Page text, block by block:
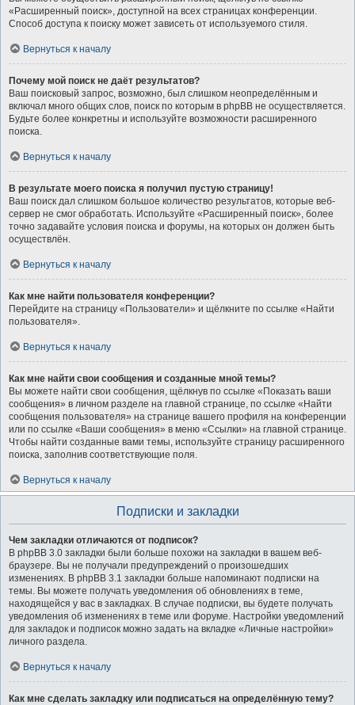
«Расширенный поиск», доступной на всех страницах конференции.
Способ доступа к поиску может зависеть от используемого стиля.
Вернуться к началу
Почему мой поиск не даёт результатов?
Ваш поисковый запрос, возможно, был слишком неопределённым и
включал много общих слов, поиск по которым в phpBB не осуществляется.
Будьте более конкретны и используйте возможности расширенного
поиска.
Вернуться к началу
В результате моего поиска я получил пустую страницу!
Ваш поиск дал слишком большое количество результатов, которые веб-
сервер не смог обработать. Используйте «Расширенный поиск», более
точно задавайте условия поиска и форумы, на которых он должен быть
осуществлён.
Вернуться к началу
Как мне найти пользователя конференции?
Перейдите на страницу «Пользователи» и щёлкните по ссылке «Найти
пользователя».
Вернуться к началу
Как мне найти свои сообщения и созданные мной темы?
Вы можете найти свои сообщения, щёлкнув по ссылке «Показать ваши
сообщения» в личном разделе на главной странице, по ссылке «Найти
сообщения пользователя» на странице вашего профиля на конференции
или по ссылке «Ваши сообщения» в меню «Ссылки» на главной странице.
Чтобы найти созданные вами темы, используйте страницу расширенного
поиска, заполнив соответствующие поля.
Вернуться к началу
Подписки и закладки
Чем закладки отличаются от подписок?
В phpBB 3.0 закладки были больше похожи на закладки в вашем веб-
браузере. Вы не получали предупреждений о произошедших
изменениях. В phpBB 3.1 закладки больше напоминают подписки на
темы. Вы можете получать уведомления об обновлениях в теме,
находящейся у вас в закладках. В случае подписки, вы будете получать
уведомления об изменениях в теме или форуме. Настройки уведомлений
для закладок и подписок можно задать на вкладке «Личные настройки»
личного раздела.
Вернуться к началу
Как мне сделать закладку или подписаться на определённую тему?